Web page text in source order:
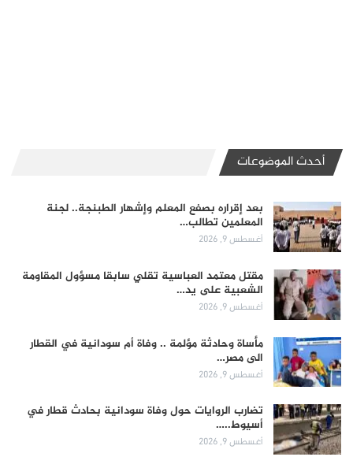
أحدث الموضوعات
بعد إقراره بصفع المعلم وإشهار الطبنجة.. لجنة
المعلمين تطالب…
أغسطس 9, 2026
مقتل معتمد العباسية تقلي سابقا مسؤول المقاومة
الشعبية على يد…
أغسطس 9, 2026
مأساة وحادثة مؤلمة .. وفاة أم سودانية في القطار
الى مصر…
أغسطس 9, 2026
تضارب الروايات حول وفاة سودانية بحادث قطار في
أسيوط..…
أغسطس 9, 2026